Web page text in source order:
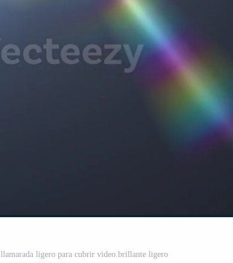
ligero para cubrir video.brillante ligero